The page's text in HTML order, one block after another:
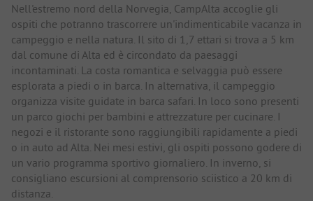
Nell'estremo nord della Norvegia, CampAlta accoglie gli
ospiti che potranno trascorrere un'indimenticabile vacanza in
campeggio e nella natura. Il sito di 1,7 ettari si trova a 5 km
dal comune di Alta ed è circondato da paesaggi
incontaminati. La costa romantica e selvaggia può essere
esplorata a piedi o in barca. In alternativa, il campeggio
organizza visite guidate in barca safari. In loco sono presenti
un parco giochi per bambini e attrezzature per cucinare. I
negozi e il ristorante sono raggiungibili rapidamente a piedi
o in auto ad Alta. Nei mesi estivi, gli ospiti possono godere di
un vario programma sportivo giornaliero. In inverno, si
consigliano escursioni al comprensorio sciistico a 20 km di
distanza.